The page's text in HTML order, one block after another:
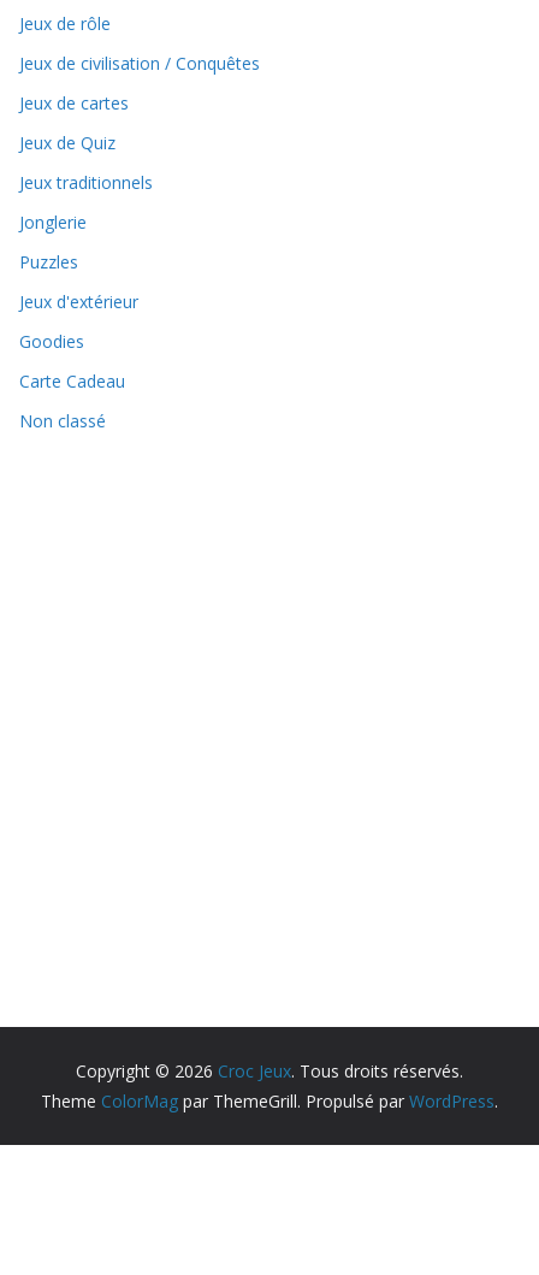
Jeux de rôle
Jeux de civilisation / Conquêtes
Jeux de cartes
Jeux de Quiz
Jeux traditionnels
Jonglerie
Puzzles
Jeux d'extérieur
Goodies
Carte Cadeau
Non classé
Copyright © 2026 Croc Jeux. Tous droits réservés.
Theme ColorMag par ThemeGrill. Propulsé par WordPress.